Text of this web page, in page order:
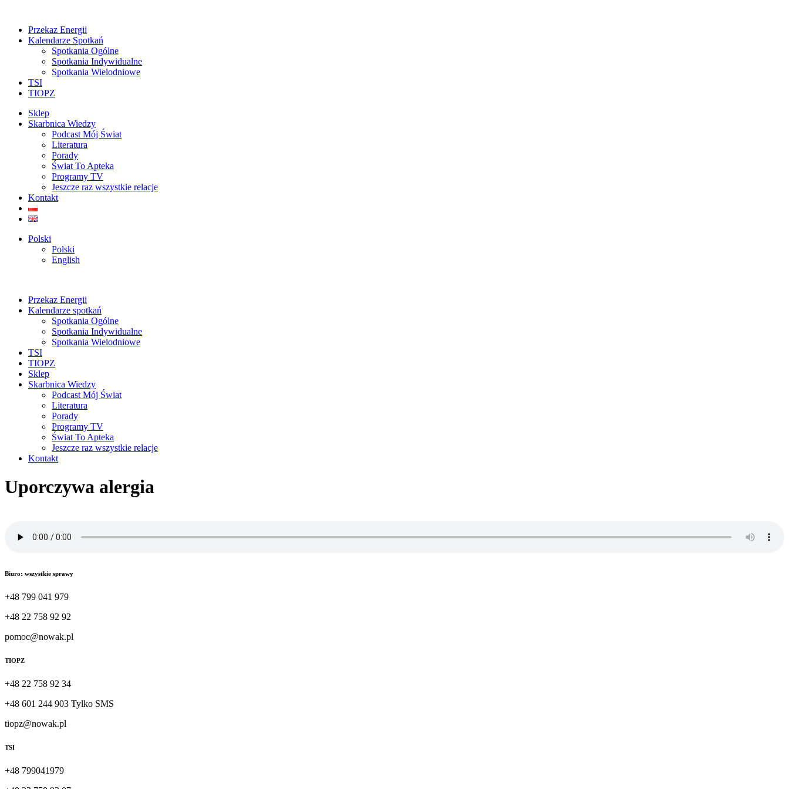
Przekaz Energii
Kalendarze Spotkań
Spotkania Ogólne
Spotkania Indywidualne
Spotkania Wielodniowe
TSI
TIOPZ
Sklep
Skarbnica Wiedzy
Podcast Mój Świat
Literatura
Porady
Świat To Apteka
Programy TV
Jeszcze raz wszystkie relacje
Kontakt
Polski
Polski
English
Przekaz Energii
Kalendarze spotkań
Spotkania Ogólne
Spotkania Indywidualne
Spotkania Wielodniowe
TSI
TIOPZ
Sklep
Skarbnica Wiedzy
Podcast Mój Świat
Literatura
Porady
Programy TV
Świat To Apteka
Jeszcze raz wszystkie relacje
Kontakt
Uporczywa alergia
Biuro: wszystkie sprawy
+48 799 041 979
+48 22 758 92 92
pomoc@nowak.pl
TIOPZ
+48 22 758 92 34
+48 601 244 903 Tylko SMS
tiopz@nowak.pl
TSI
+48 799041979